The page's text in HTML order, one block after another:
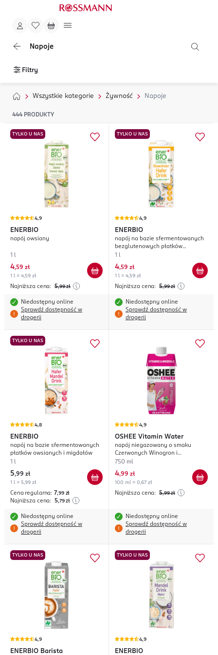
Napoje
Filtry
Wszystkie kategorie Żywność Napoje
444 PRODUKTY
TYLKO U NAS
4,9
ENERBIO
napój owsiany
1 l
4,59 zł
1 l = 4,59 zł
Najniższa cena: 5,99 zł
Niedostępny online
Sprawdź dostępność w
drogerii
TYLKO U NAS
4,9
ENERBIO
napój na bazie sfermentowanych
bezglutenowych płatków
owsianych
1 l
4,59 zł
1 l = 4,59 zł
Najniższa cena: 5,99 zł
Niedostępny online
Sprawdź dostępność w
drogerii
TYLKO U NAS
4,8
ENERBIO
napój na bazie sfermentowanych
płatków owsianych i migdałów
1 l
5,99 zł
1 l = 5,99 zł
Cena regularna: 7,99 zł
Najniższa cena: 5,79 zł
Niedostępny online
Sprawdź dostępność w
drogerii
4,9
OSHEE Vitamin Water
napój niegazowany o smaku
Czerwonych Winogron i
Dragonfruit z dodatkiem witamin,
750 ml
4,99 zł
100 ml = 0,67 zł
Najniższa cena: 5,99 zł
Niedostępny online
Sprawdź dostępność w
drogerii
TYLKO U NAS
4,9
ENERBIO Barista
TYLKO U NAS
4,9
ENERBIO